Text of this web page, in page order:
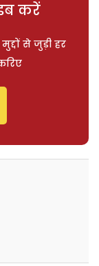
करें
से जुड़ी हर